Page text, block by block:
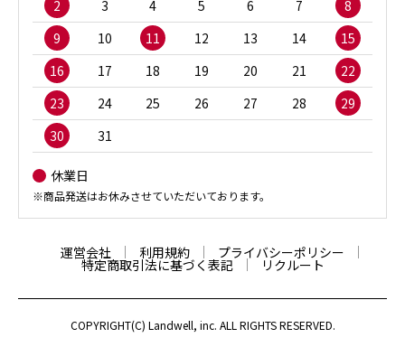
2
3 4 5 6 7
8
9
10 11 12 13 14
15
16
17 18 19 20 21
22
23
24 25 26 27 28
29
30
31
休業日
※商品発送はお休みさせていただいております。
運営会社 利用規約 プライバシーポリシー
特定商取引法に基づく表記 リクルート
COPYRIGHT(C) Landwell, inc. ALL RIGHTS RESERVED.